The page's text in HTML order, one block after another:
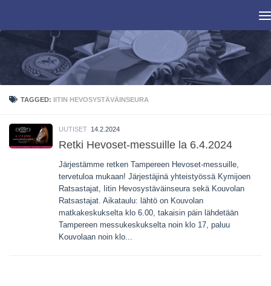
TAGGED: IITIN HEVOSYSTÄVÄINSEURA
UUTISET 14.2.2024
Retki Hevoset-messuille la 6.4.2024
Järjestämme retken Tampereen Hevoset-messuille,
tervetuloa mukaan! Järjestäjinä yhteistyössä Kymijoen
Ratsastajat, Iitin Hevosystäväinseura sekä Kouvolan
Ratsastajat. Aikataulu: lähtö on Kouvolan
matkakeskukselta klo 6.00, takaisin päin lähdetään
Tampereen messukeskukselta noin klo 17, paluu
Kouvolaan noin klo...